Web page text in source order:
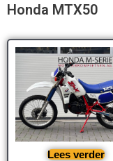
Honda MTX50
Lees verder